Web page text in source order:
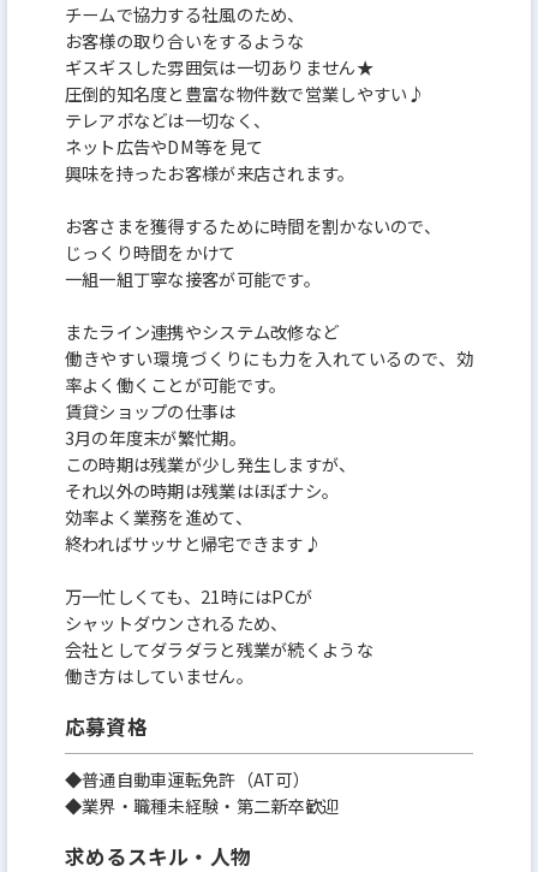
チームで協力する社風のため、
お客様の取り合いをするような
ギスギスした雰囲気は一切ありません★
圧倒的知名度と豊富な物件数で営業しやすい♪
テレアポなどは一切なく、
ネット広告やDM等を見て
興味を持ったお客様が来店されます。
お客さまを獲得するために時間を割かないので、
じっくり時間をかけて
一組一組丁寧な接客が可能です。
またライン連携やシステム改修など
働きやすい環境づくりにも力を入れているので、効
率よく働くことが可能です。
賃貸ショップの仕事は
3月の年度末が繁忙期。
この時期は残業が少し発生しますが、
それ以外の時期は残業はほぼナシ。
効率よく業務を進めて、
終わればサッサと帰宅できます♪
万一忙しくても、21時にはPCが
シャットダウンされるため、
会社としてダラダラと残業が続くような
働き方はしていません。
応募資格
◆普通自動車運転免許（AT可）
◆業界・職種未経験・第二新卒歓迎
求めるスキル・人物